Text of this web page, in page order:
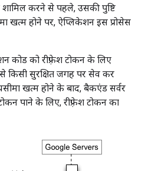
करने से पहले, उसकी पुष्टि
खत्म होने पर, ऐप्लिकेशन इस प्रोसेस
कोड को रीफ़्रेश टोकन के लिए
किसी सुरक्षित जगह पर सेव कर
खत्म होने के बाद, बैकएंड सर्वर
पाने के लिए, रीफ़्रेश टोकन का